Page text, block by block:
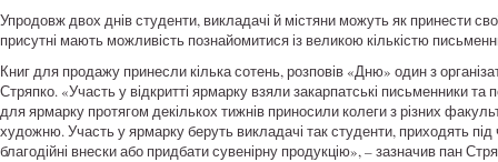
Упродовж двох днів студенти, викладачі й містяни можуть як принести
присутні мають можливість познайомитися із великою кількістю
Книг для продажу принесли кілька сотень, розповів «Дню» один з
Стряпко. «Участь у відкритті ярмарку взяли закарпатські письменники
для ярмарку протягом декількох тижнів приносили колеги з різних
художню. Участь у ярмарку беруть викладачі так студенти, приходять
благодійні внески або придбати сувенірну продукцію», – зазначив пан